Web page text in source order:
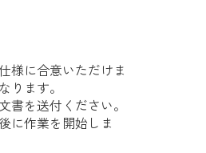
様に合意いただけま
ります。
書を送付ください。
に作業を開始しま